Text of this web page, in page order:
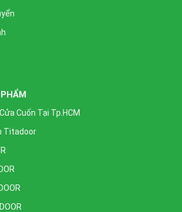
Cuốn Tại Tp.HCM
Titadoor